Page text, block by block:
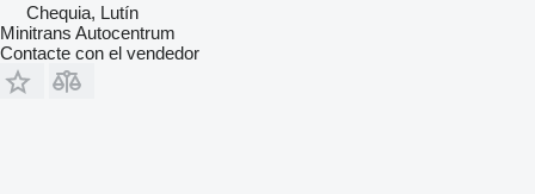
Chequia, Lutín
Minitrans Autocentrum
Contacte con el vendedor